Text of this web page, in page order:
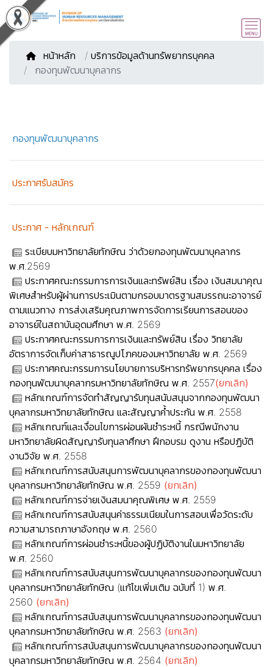
หน้าหลัก / บริการข้อมูลด้านทรัพยากรบุคคล
กองทุนพัฒนาบุคลากร
กองทุนพัฒนาบุคลากร
ประกาศรับสมัคร
ประกาศ - หลักเกณฑ์
ระเบียบมหาวิทยาลัยทักษิณ ว่าด้วยกองทุนพัฒนาบุคลากร
พ.ศ.2569
ประกาศคณะกรรมการการเงินและทรัพย์สิน เรื่อง เงินสมนาคุณ
พิเศษสำหรับผู้ผ่านการประเมินตามกรอบมาตรฐานสมรรถนะอาจารย์
ตามแนวทาง การส่งเสริมคุณภาพการจัดการเรียนการสอนของ
อาจารย์ในสถาบันอุดมศึกษา พ.ศ. 2569
ประกาศคณะกรรมการการเงินและทรัพย์สิน เรื่อง วิทยาลัย
อัตราการจัดเก็บค่าสาธารณูปโภคของมหาวิทยาลัย พ.ศ. 2569
ประกาศคณะกรรมการนโยบายการบริหารทรัพยากรบุคคล เรื่อง
กองทุนพัฒนาบุคลากรมหาวิทยาลัยทักษิณ พ.ศ. 2557(ยกเลิก)
หลักเกณฑ์การจัดทำสัญญารับทุนสนับสนุนจากกองทุนพัฒนา
บุคลากรมหาวิทยาลัยทักษิณ และสัญญาค้ำประกัน พ.ศ. 2558
หลักเกณฑ์และเงื่อนไขการผ่อนผันชำระหนี้ กรณีพนักงาน
มหาวิทยาลัยผิดสัญญารับทุนลาศึกษา ฝึกอบรม ดูงาน หรือปฏิบัติ
งานวิจัย พ.ศ. 2558
หลักเกณฑ์การสนับสนุนการพัฒนาบุคลากรของกองทุนพัฒนา
บุคลากรมหาวิทยาลัยทักษิณ พ.ศ. 2559 (ยกเลิก)
หลักเกณฑ์การจ่ายเงินสมนาคุณพิเศษ พ.ศ. 2559
หลักเกณฑ์การสนับสนุนค่าธรรมเนียมในการสอบเพื่อวัดระดับ
ความสามารถภาษาอังกฤษ พ.ศ. 2560
หลักเกณฑ์การผ่อนชำระหนี้ของผู้ปฏิบัติงานในมหาวิทยาลัย
พ.ศ. 2560
หลักเกณฑ์การสนับสนุนการพัฒนาบุคลากรของกองทุนพัฒนา
บุคลากรมหาวิทยาลัยทักษิณ (แก้ไขเพิ่มเติม ฉบับที่ 1) พ.ศ.
2560 (ยกเลิก)
หลักเกณฑ์การสนับสนุนการพัฒนาบุคลากรของกองทุนพัฒนา
บุคลากรมหาวิทยาลัยทักษิณ พ.ศ. 2563 (ยกเลิก)
หลักเกณฑ์การสนับสนุนการพัฒนาบุคลากรของกองทุนพัฒนา
บุคลากรมหาวิทยาลัยทักษิณ พ.ศ. 2564 (ยกเลิก)